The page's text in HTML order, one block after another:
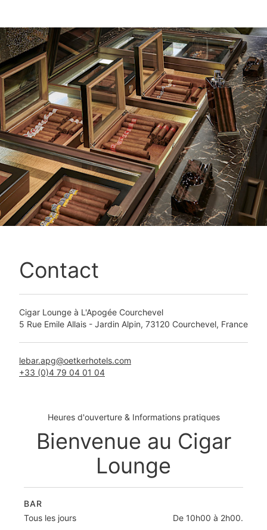
Contact
Cigar Lounge à L'Apogée Courchevel
5 Rue Emile Allais - Jardin Alpin, 73120 Courchevel, France
+33 (0)4 79 04 01 04
Heures d'ouverture & Informations pratiques
Bienvenue au Cigar
Lounge
BAR
Tous les jours
De 10h00 à 2h00.